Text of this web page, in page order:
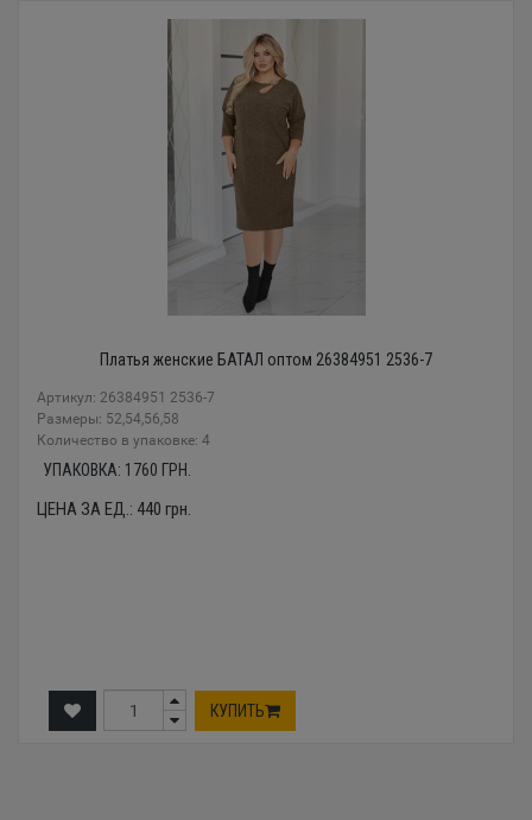
Платья женские БАТАЛ оптом 26384951 2536-7
Артикул: 26384951 2536-7
Размеры: 52,54,56,58
Количество в упаковке: 4
УПАКОВКА: 1760 ГРН.
ЦЕНА ЗА ЕД.: 440 грн.
КУПИТЬ